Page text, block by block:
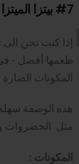
#7 بيتزا الميتزا Meatza أو بيتزا اللحوم الزائفة :
إذا كنت تحن
طعمها أفضل - في
المكونات
هذه الوصفة
مثل الخضروات
المكونات :